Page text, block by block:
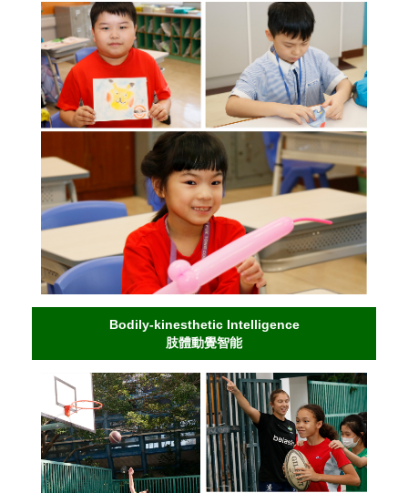
Bodily-kinesthetic Intelligence
肢體動覺智能